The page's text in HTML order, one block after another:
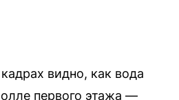
видно, как вода
первого этажа —